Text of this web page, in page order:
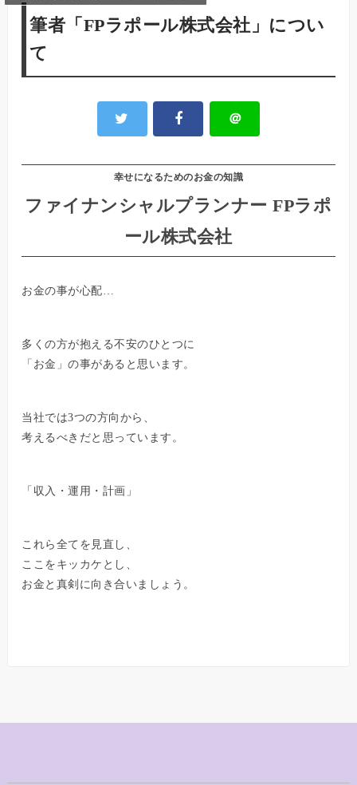
筆者「FPラポール株式会社」につい
て
＠
幸せになるためのお金の知識
ファイナンシャルプランナー FPラポ
ール株式会社
お金の事が心配…
多くの方が抱える不安のひとつに
「お金」の事があると思います。
当社では3つの方向から、
考えるべきだと思っています。
「収入・運用・計画」
これら全てを見直し、
ここをキッカケとし、
お金と真剣に向き合いましょう。